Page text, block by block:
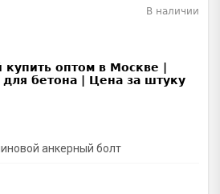
анкерный болт
В наличии